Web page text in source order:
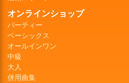
オンラインショップ
パーティー
ベーシックス
オールインワン
中級
大人
併用曲集